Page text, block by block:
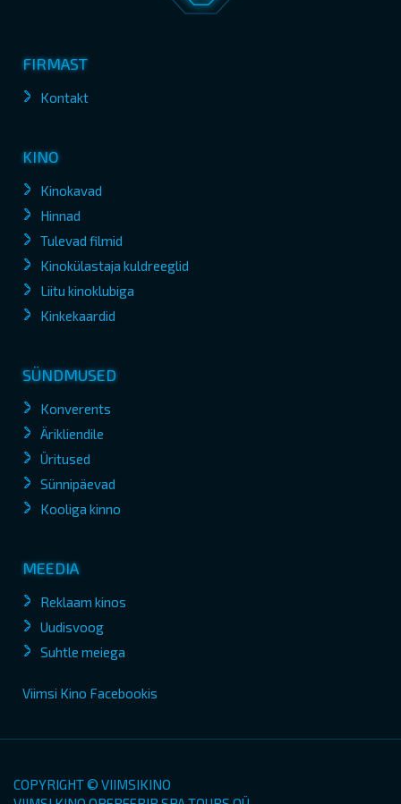
FIRMAST
Kontakt
KINO
Kinokavad
Hinnad
Tulevad filmid
Kinokülastaja kuldreeglid
Liitu kinoklubiga
Kinkekaardid
SÜNDMUSED
Konverents
Ärikliendile
Üritused
Sünnipäevad
Kooliga kinno
MEEDIA
Reklaam kinos
Uudisvoog
Suhtle meiega
Viimsi Kino Facebookis
COPYRIGHT © VIIMSIKINO